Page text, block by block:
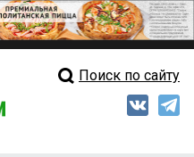
Свежий выпускПоиск по сайту